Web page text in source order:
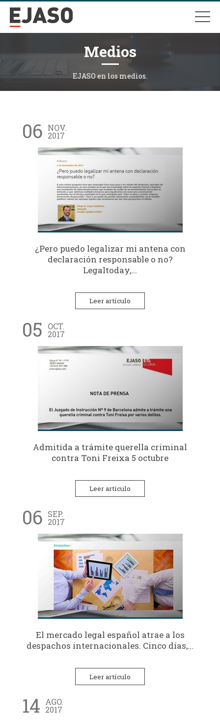
Medios
EJASO en los medios.
06 NOV.
2017
¿Pero puedo legalizar mi antena con
declaración responsable o no?
Legaltoday,...
Leer artículo
05 OCT.
2017
Admitida a trámite querella criminal
contra Toni Freixa 5 octubre
Leer artículo
06 SEP.
2017
El mercado legal español atrae a los
despachos internacionales. Cinco días,...
Leer artículo
14 AGO.
2017